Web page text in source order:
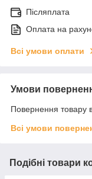
Післяплата
Оплата на
Всі умови оплати
Умови
Повернення товару
Всі умови
Подібні товари